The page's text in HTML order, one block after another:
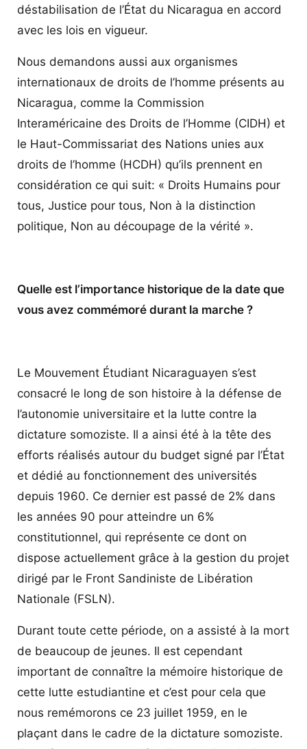
déstabilisation de l’État du Nicaragua en accord
avec les lois en vigueur.
Nous demandons aussi aux organismes
internationaux de droits de l’homme présents au
Nicaragua, comme la Commission
Interaméricaine des Droits de l’Homme (CIDH) et
le Haut-Commissariat des Nations unies aux
droits de l’homme (HCDH) qu’ils prennent en
considération ce qui suit: « Droits Humains pour
tous, Justice pour tous, Non à la distinction
politique, Non au découpage de la vérité ».
Quelle est l’importance historique de la date que
vous avez commémoré durant la marche ?
Le Mouvement Étudiant Nicaraguayen s’est
consacré le long de son histoire à la défense de
l’autonomie universitaire et la lutte contre la
dictature somoziste. Il a ainsi été à la tête des
efforts réalisés autour du budget signé par l’État
et dédié au fonctionnement des universités
depuis 1960. Ce dernier est passé de 2% dans
les années 90 pour atteindre un 6%
constitutionnel, qui représente ce dont on
dispose actuellement grâce à la gestion du projet
dirigé par le Front Sandiniste de Libération
Nationale (FSLN).
Durant toute cette période, on a assisté à la mort
de beaucoup de jeunes. Il est cependant
important de connaître la mémoire historique de
cette lutte estudiantine et c’est pour cela que
nous remémorons ce 23 juillet 1959, en le
plaçant dans le cadre de la dictature somoziste.